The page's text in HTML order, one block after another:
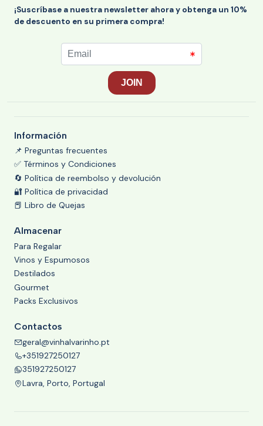
¡Suscríbase a nuestra newsletter ahora y obtenga un 10%
de descuento en su primera compra!
Información
📌 Preguntas frecuentes
✅ Términos y Condiciones
🔄 Política de reembolso y devolución
🔐 Política de privacidad
📕 Libro de Quejas
Almacenar
Para Regalar
Vinos y Espumosos
Destilados
Gourmet
Packs Exclusivos
Contactos
geral@vinhalvarinho.pt
+351927250127
351927250127
Lavra, Porto, Portugal